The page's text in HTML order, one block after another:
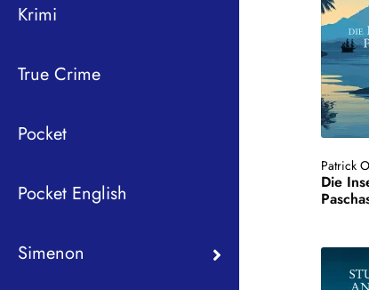
Krimi
True Crime
Pocket
Pocket English
Simenon
Patrick
Die